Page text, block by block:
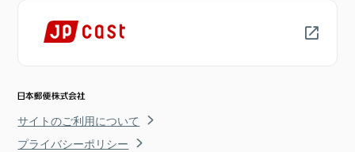
サイトのご利用について
プライバシーポリシー